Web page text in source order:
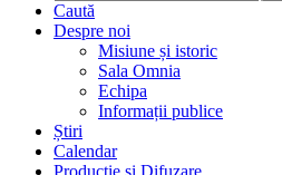
Caută
Despre noi
Misiune și istoric
Sala Omnia
Echipa
Informații publice
Știri
Calendar
Producție și Difuzare